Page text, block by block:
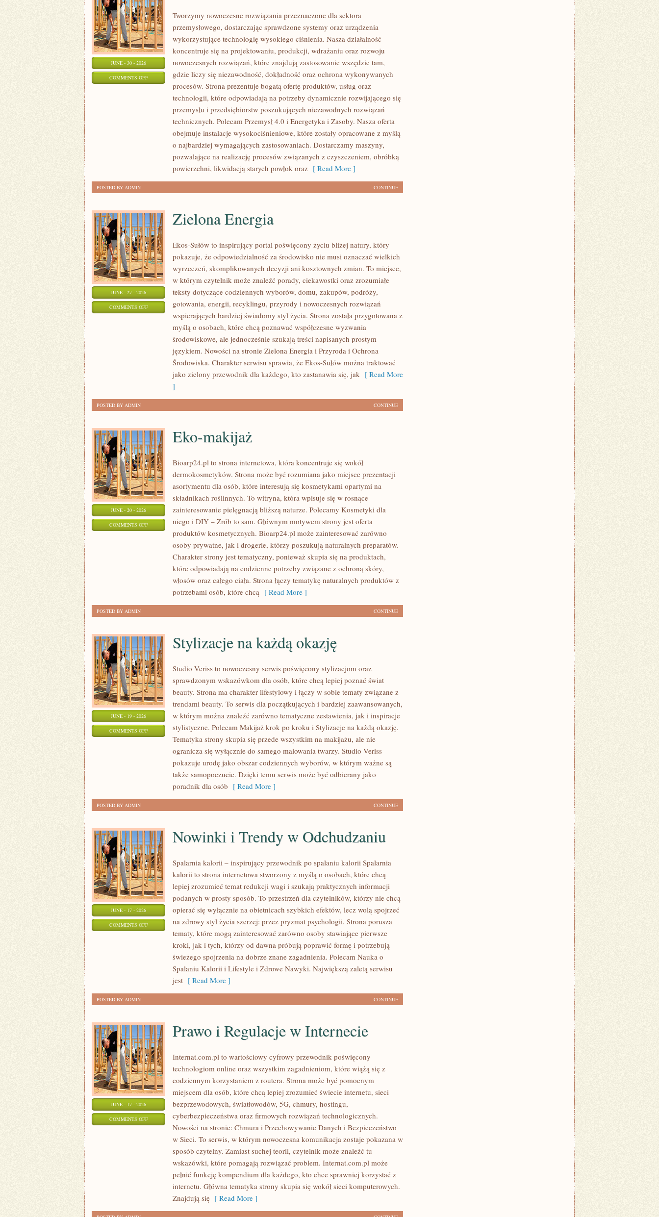
JUNE - 30 - 2026
COMMENTS OFFON
Tworzymy nowoczesne rozwiązania przeznaczone dla sektora
przemysłowego, dostarczając sprawdzone systemy oraz urządzenia
wykorzystujące technologię wysokiego ciśnienia. Nasza działalność
koncentruje się na projektowaniu, produkcji, wdrażaniu oraz rozwoju
nowoczesnych rozwiązań, które znajdują zastosowanie wszędzie tam,
gdzie liczy się niezawodność, dokładność oraz ochrona wykonywanych
procesów. Strona prezentuje bogatą ofertę produktów, usług oraz
technologii, które odpowiadają na potrzeby dynamicznie rozwijającego się
przemysłu i przedsiębiorstw poszukujących niezawodnych rozwiązań
technicznych. Polecam Przemysł 4.0 i Energetyka i Zasoby. Nasza oferta
obejmuje instalacje wysokociśnieniowe, które zostały opracowane z myślą
o najbardziej wymagających zastosowaniach. Dostarczamy maszyny,
pozwalające na realizację procesów związanych z czyszczeniem, obróbką
powierzchni, likwidacją starych powłok oraz [ Read More ]
CONTINUE
POSTED BY ADMIN
JUNE - 27 - 2026
COMMENTS OFFON
Zielona Energia
Ekos-Sułów to inspirujący portal poświęcony życiu bliżej natury, który
pokazuje, że odpowiedzialność za środowisko nie musi oznaczać wielkich
wyrzeczeń, skomplikowanych decyzji ani kosztownych zmian. To miejsce,
w którym czytelnik może znaleźć porady, ciekawostki oraz zrozumiałe
teksty dotyczące codziennych wyborów, domu, zakupów, podróży,
gotowania, energii, recyklingu, przyrody i nowoczesnych rozwiązań
wspierających bardziej świadomy styl życia. Strona została przygotowana z
myślą o osobach, które chcą poznawać współczesne wyzwania
środowiskowe, ale jednocześnie szukają treści napisanych prostym
językiem. Nowości na stronie Zielona Energia i Przyroda i Ochrona
Środowiska. Charakter serwisu sprawia, że Ekos-Sułów można traktować
jako zielony przewodnik dla każdego, kto zastanawia się, jak [ Read More
]
CONTINUE
POSTED BY ADMIN
JUNE - 20 - 2026
COMMENTS OFFON
Eko-makijaż
Bioarp24.pl to strona internetowa, która koncentruje się wokół
dermokosmetyków. Strona może być rozumiana jako miejsce prezentacji
asortymentu dla osób, które interesują się kosmetykami opartymi na
składnikach roślinnych. To witryna, która wpisuje się w rosnące
zainteresowanie pielęgnacją bliższą naturze. Polecamy Kosmetyki dla
niego i DIY – Zrób to sam. Głównym motywem strony jest oferta
produktów kosmetycznych. Bioarp24.pl może zainteresować zarówno
osoby prywatne, jak i drogerie, którzy poszukują naturalnych preparatów.
Charakter strony jest tematyczny, ponieważ skupia się na produktach,
które odpowiadają na codzienne potrzeby związane z ochroną skóry,
włosów oraz całego ciała. Strona łączy tematykę naturalnych produktów z
potrzebami osób, które chcą [ Read More ]
CONTINUE
POSTED BY ADMIN
JUNE - 19 - 2026
COMMENTS OFFON
STYLIZACJE
Stylizacje na każdą okazję
Studio Veriss to nowoczesny serwis poświęcony stylizacjom oraz
sprawdzonym wskazówkom dla osób, które chcą lepiej poznać świat
beauty. Strona ma charakter lifestylowy i łączy w sobie tematy związane z
trendami beauty. To serwis dla początkujących i bardziej zaawansowanych,
w którym można znaleźć zarówno tematyczne zestawienia, jak i inspiracje
stylistyczne. Polecam Makijaż krok po kroku i Stylizacje na każdą okazję.
Tematyka strony skupia się przede wszystkim na makijażu, ale nie
ogranicza się wyłącznie do samego malowania twarzy. Studio Veriss
pokazuje urodę jako obszar codziennych wyborów, w którym ważne są
także samopoczucie. Dzięki temu serwis może być odbierany jako
poradnik dla osób [ Read More ]
CONTINUE
POSTED BY ADMIN
JUNE - 17 - 2026
COMMENTS OFFON
ODCHUDZANIU
Nowinki i Trendy w Odchudzaniu
Spalarnia kalorii – inspirujący przewodnik po spalaniu kalorii Spalarnia
kalorii to strona internetowa stworzony z myślą o osobach, które chcą
lepiej zrozumieć temat redukcji wagi i szukają praktycznych informacji
podanych w prosty sposób. To przestrzeń dla czytelników, którzy nie chcą
opierać się wyłącznie na obietnicach szybkich efektów, lecz wolą spojrzeć
na zdrowy styl życia szerzej: przez pryzmat psychologii. Strona porusza
tematy, które mogą zainteresować zarówno osoby stawiające pierwsze
kroki, jak i tych, którzy od dawna próbują poprawić formę i potrzebują
świeżego spojrzenia na dobrze znane zagadnienia. Polecam Nauka o
Spalaniu Kalorii i Lifestyle i Zdrowe Nawyki. Największą zaletą serwisu
jest [ Read More ]
CONTINUE
POSTED BY ADMIN
JUNE - 17 - 2026
COMMENTS OFFON
REGULACJE
INTERNECIE
Prawo i Regulacje w Internecie
Internat.com.pl to wartościowy cyfrowy przewodnik poświęcony
technologiom online oraz wszystkim zagadnieniom, które wiążą się z
codziennym korzystaniem z routera. Strona może być pomocnym
miejscem dla osób, które chcą lepiej zrozumieć świecie internetu, sieci
bezprzewodowych, światłowodów, 5G, chmury, hostingu,
cyberbezpieczeństwa oraz firmowych rozwiązań technologicznych.
Nowości na stronie: Chmura i Przechowywanie Danych i Bezpieczeństwo
w Sieci. To serwis, w którym nowoczesna komunikacja zostaje pokazana w
sposób czytelny. Zamiast suchej teorii, czytelnik może znaleźć tu
wskazówki, które pomagają rozwiązać problem. Internat.com.pl może
pełnić funkcję kompendium dla każdego, kto chce sprawniej korzystać z
internetu. Główna tematyka strony skupia się wokół sieci komputerowych.
Znajdują się [ Read More ]